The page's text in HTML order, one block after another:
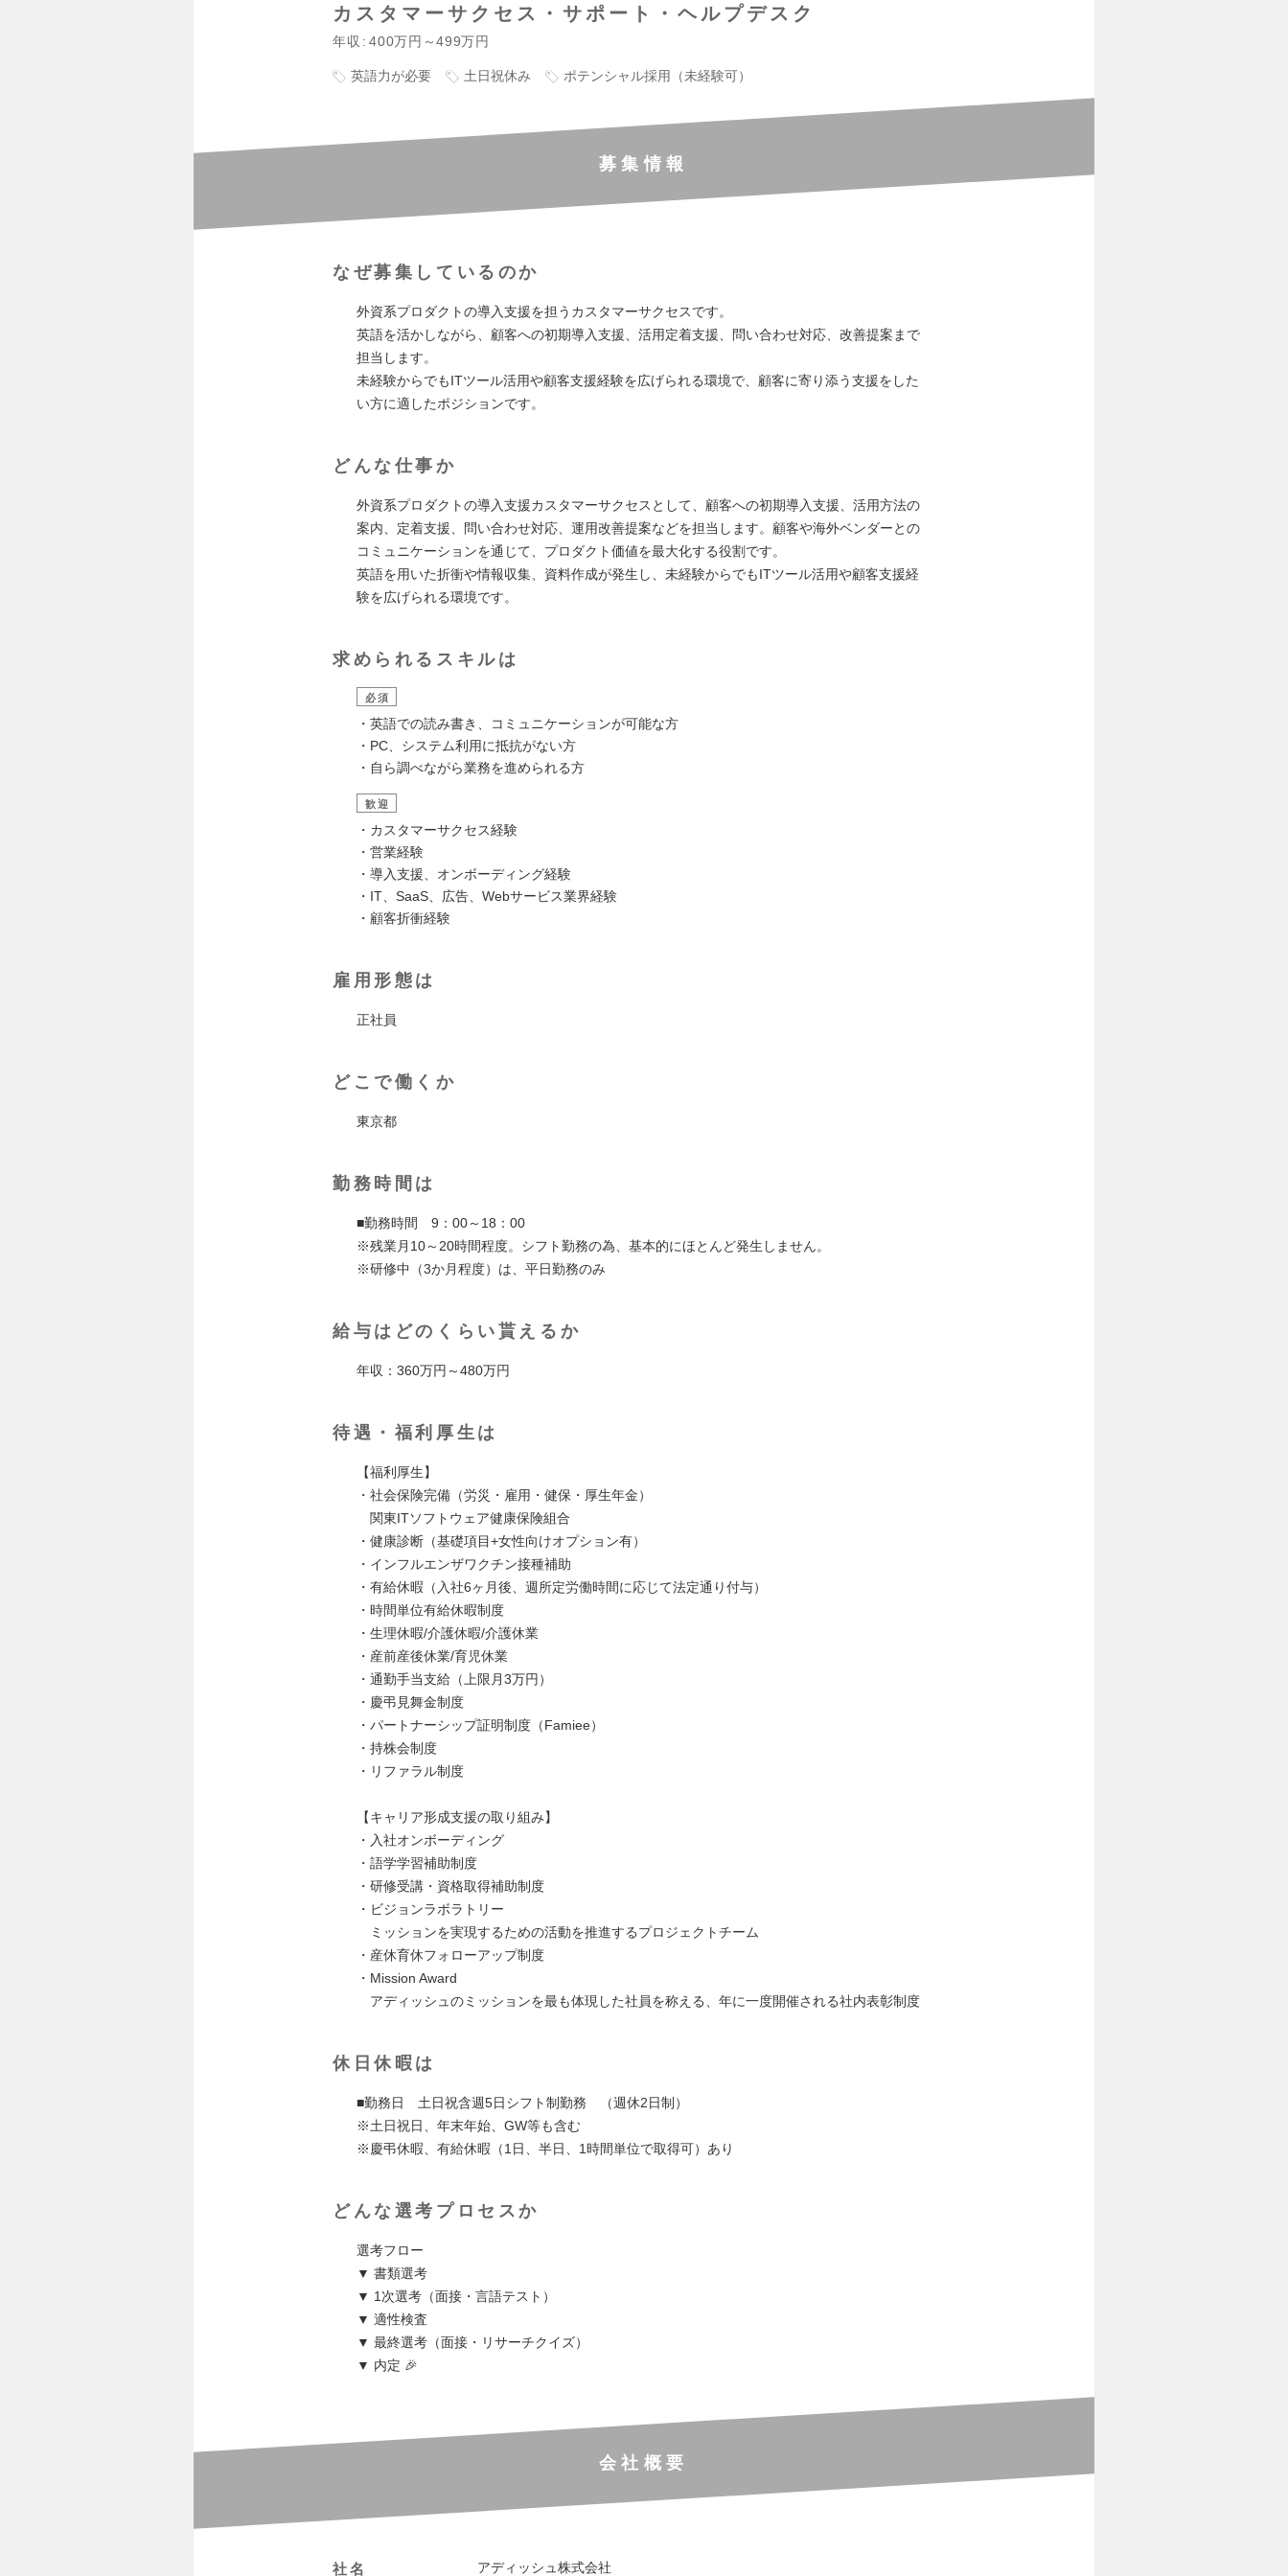
カスタマーサクセス・サポート・ヘルプデスク
年収 400万円～499万円
英語力が必要 土日祝休み ポテンシャル採用（未経験可）
募集情報
なぜ募集しているのか
外資系プロダクトの導入支援を担うカスタマーサクセスです。
英語を活かしながら、顧客への初期導入支援、活用定着支援、問い合わせ対応、改善提案まで
担当します。
未経験からでもITツール活用や顧客支援経験を広げられる環境で、顧客に寄り添う支援をした
い方に適したポジションです。
どんな仕事か
外資系プロダクトの導入支援カスタマーサクセスとして、顧客への初期導入支援、活用方法の
案内、定着支援、問い合わせ対応、運用改善提案などを担当します。顧客や海外ベンダーとの
コミュニケーションを通じて、プロダクト価値を最大化する役割です。
英語を用いた折衝や情報収集、資料作成が発生し、未経験からでもITツール活用や顧客支援経
験を広げられる環境です。
求められるスキルは
必須
・英語での読み書き、コミュニケーションが可能な方
・PC、システム利用に抵抗がない方
・自ら調べながら業務を進められる方
歓迎
・カスタマーサクセス経験
・営業経験
・導入支援、オンボーディング経験
・IT、SaaS、広告、Webサービス業界経験
・顧客折衝経験
雇用形態は
正社員
どこで働くか
東京都
勤務時間は
■勤務時間 9：00～18：00
※残業月10～20時間程度。シフト勤務の為、基本的にほとんど発生しません。
※研修中（3か月程度）は、平日勤務のみ
給与はどのくらい貰えるか
年収：360万円～480万円
待遇・福利厚生は
【福利厚生】
・社会保険完備（労災・雇用・健保・厚生年金）
関東ITソフトウェア健康保険組合
・健康診断（基礎項目+女性向けオプション有）
・インフルエンザワクチン接種補助
・有給休暇（入社6ヶ月後、週所定労働時間に応じて法定通り付与）
・時間単位有給休暇制度
・生理休暇/介護休暇/介護休業
・産前産後休業/育児休業
・通勤手当支給（上限月3万円）
・慶弔見舞金制度
・パートナーシップ証明制度（Famiee）
・持株会制度
・リファラル制度
【キャリア形成支援の取り組み】
・入社オンボーディング
・語学学習補助制度
・研修受講・資格取得補助制度
・ビジョンラボラトリー
ミッションを実現するための活動を推進するプロジェクトチーム
・産休育休フォローアップ制度
・Mission Award
アディッシュのミッションを最も体現した社員を称える、年に一度開催される社内表彰制度
休日休暇は
■勤務日 土日祝含週5日シフト制勤務 （週休2日制）
※土日祝日、年末年始、GW等も含む
※慶弔休暇、有給休暇（1日、半日、1時間単位で取得可）あり
どんな選考プロセスか
選考フロー
▼ 書類選考
▼ 1次選考（面接・言語テスト）
▼ 適性検査
▼ 最終選考（面接・リサーチクイズ）
▼ 内定 🎉
会社概要
社名 アディッシュ株式会社